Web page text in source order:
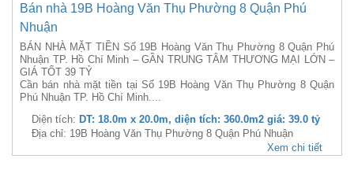
Bán nhà 19B Hoàng Văn Thụ Phường 8 Quận Phú
Nhuận
BÁN NHÀ MẶT TIỀN Số 19B Hoàng Văn Thụ Phường 8 Quận Phú
Nhuận TP. Hồ Chí Minh – GẦN TRUNG TÂM THƯƠNG MẠI LỚN –
GIÁ TỐT 39 TỶ
Cần bán nhà mặt tiền tại Số 19B Hoàng Văn Thụ Phường 8 Quận
Phú Nhuận TP. Hồ Chí Minh....
Diện tích: DT: 18.0m x 20.0m, diện tích: 360.0m2 giá: 39.0 tỷ
Địa chỉ: 19B Hoàng Văn Thụ Phường 8 Quận Phú Nhuận
Xem chi tiết